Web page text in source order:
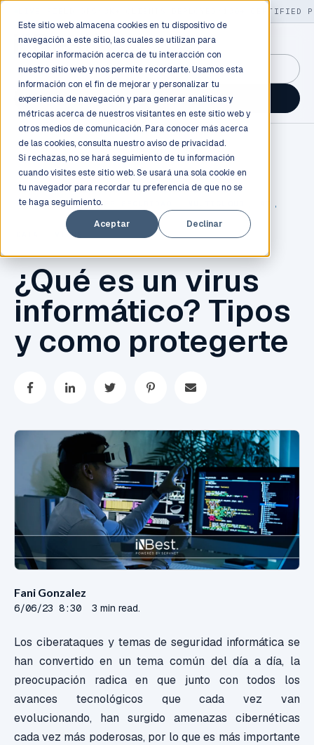
Este sitio web almacena cookies en tu dispositivo de
navegación a este sitio, las cuales se utilizan para
recopilar información acerca de tu interacción con
nuestro sitio web y nos permite recordarte. Usamos esta
información con el fin de mejorar y personalizar tu
experiencia de navegación y para generar analíticas y
métricas acerca de nuestros visitantes en este sitio web y
otros medios de comunicación. Para conocer más acerca
de las cookies, consulta nuestro aviso de privacidad.
Si rechazas, no se hará seguimiento de tu información
cuando visites este sitio web. Se usará una sola cookie en
tu navegador para recordar tu preferencia de que no se
te haga seguimiento.
Aceptar
Declinar
130+ CERTIFIED
GuidancePlex →
Talk to an engineer →
NUBE , AWS , CIBER SEGURIDAD
VIRUS
¿Qué es un virus
informático? Tipos
y como protegerte
Fani Gonzalez
6/06/23 8:30 3 min read.
Los ciberataques y temas de seguridad informática se
han convertido en un tema común del día a día, la
preocupación radica en que junto con todos los
avances tecnológicos que cada vez van
evolucionando, han surgido amenazas
cibernéticas
cada vez más poderosas, por lo que es más importante